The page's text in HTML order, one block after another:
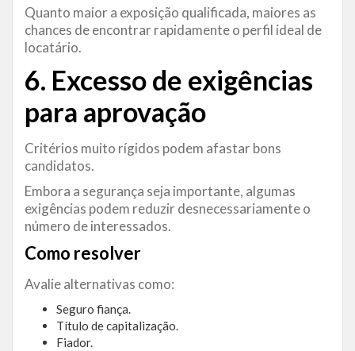
Quanto maior a exposição qualificada, maiores as
chances de encontrar rapidamente o perfil ideal de
locatário.
6. Excesso de exigências
para aprovação
Critérios muito rígidos podem afastar bons
candidatos.
Embora a segurança seja importante, algumas
exigências podem reduzir desnecessariamente o
número de interessados.
Como resolver
Avalie alternativas como:
Seguro fiança.
Título de capitalização.
Fiador.